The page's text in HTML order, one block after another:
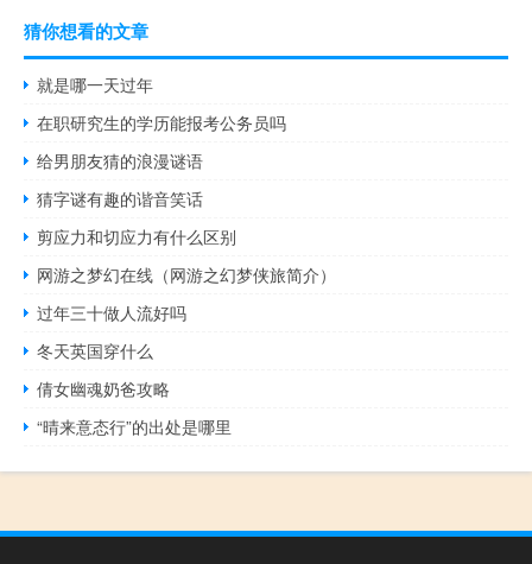
猜你想看的文章
就是哪一天过年
在职研究生的学历能报考公务员吗
给男朋友猜的浪漫谜语
猜字谜有趣的谐音笑话
剪应力和切应力有什么区别
网游之梦幻在线（网游之幻梦侠旅简介）
过年三十做人流好吗
冬天英国穿什么
倩女幽魂奶爸攻略
“晴来意态行”的出处是哪里